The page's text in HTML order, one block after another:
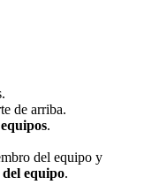
de arriba.
.
del equipo y
equipo.